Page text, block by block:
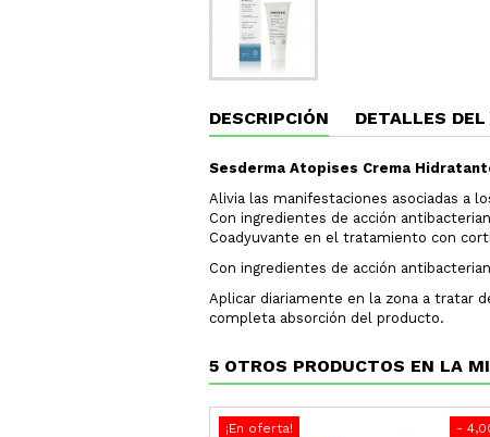
DESCRIPCIÓN DETALLES
Sesderma Atopises Crema
Alivia las manifestaciones asociadas a
Con ingredientes de acción
Coadyuvante en el tratamiento con
Con ingredientes de acción
Aplicar diariamente en la zona a tratar
completa absorción del producto.
5 OTROS PRODUCTOS EN LA
-
¡En oferta!